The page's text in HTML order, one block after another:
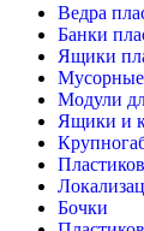
Ведра
Банки
Ящики
Модули
Ящики и
Бочки